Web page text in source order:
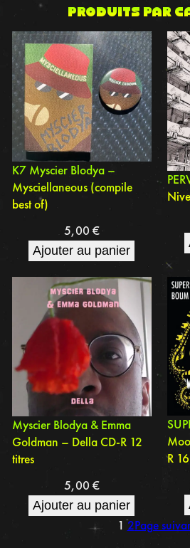
Produits par
K7 Myscier Blodya –
Mysciellaneous (compile
best of)
5,00 €
Ajouter au panier
Myscier Blodya & Emma
Goldman – Della CD-R 12
titres
5,00 €
Ajouter au panier
R
1 2Page